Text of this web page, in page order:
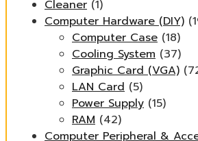
Cleaner (1)
Computer Hardware (DIY)
Computer Case (18)
Cooling System (37)
Graphic Card (VGA)
LAN Card (5)
Power Supply (15)
RAM (42)
Computer Peripheral &